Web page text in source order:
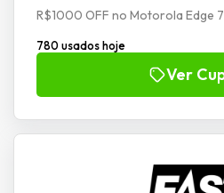
R$1000 OFF no Motorola Edge
780 usados hoje
Ver